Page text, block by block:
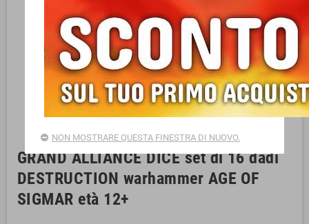
GRAND ALLIANCE DICE set di 16 dadi
DESTRUCTION warhammer AGE OF
SIGMAR età 12+
NON MOSTRARE QUESTA FINESTRA DI NUOVO.